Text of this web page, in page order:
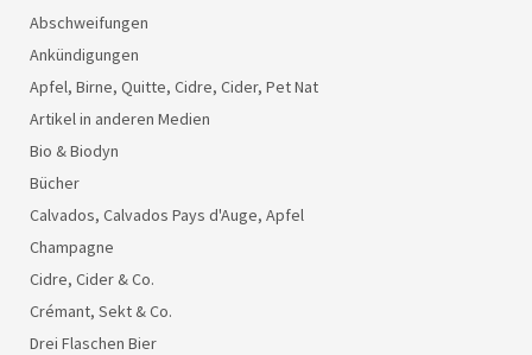
Abschweifungen
Ankündigungen
Apfel, Birne, Quitte, Cidre, Cider, Pet Nat
Artikel in anderen Medien
Bio & Biodyn
Bücher
Calvados, Calvados Pays d'Auge, Apfel
Champagne
Cidre, Cider & Co.
Crémant, Sekt & Co.
Drei Flaschen Bier